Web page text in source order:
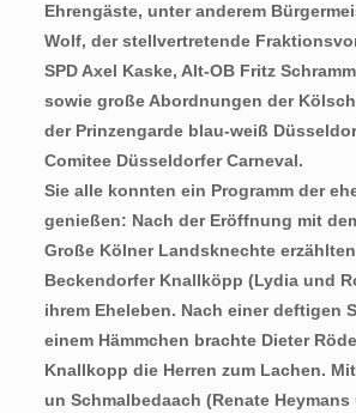
Ehrengäste, unter anderem
Wolf, der stellvertretende
SPD Axel Kaske, Alt-OB Fritz
sowie große Abordnungen der
der Prinzengarde blau-weiß
Comitee Düsseldorfer Carneval.
Sie alle konnten ein Programm der
genießen: Nach der Eröffnung mit
Große Kölner Landsknechte
Beckendorfer Knallköpp (Lydia und
ihrem Eheleben. Nach einer deftigen
einem Hämmchen brachte Dieter
Knallkopp die Herren zum Lachen.
un Schmalbedaach (Renate